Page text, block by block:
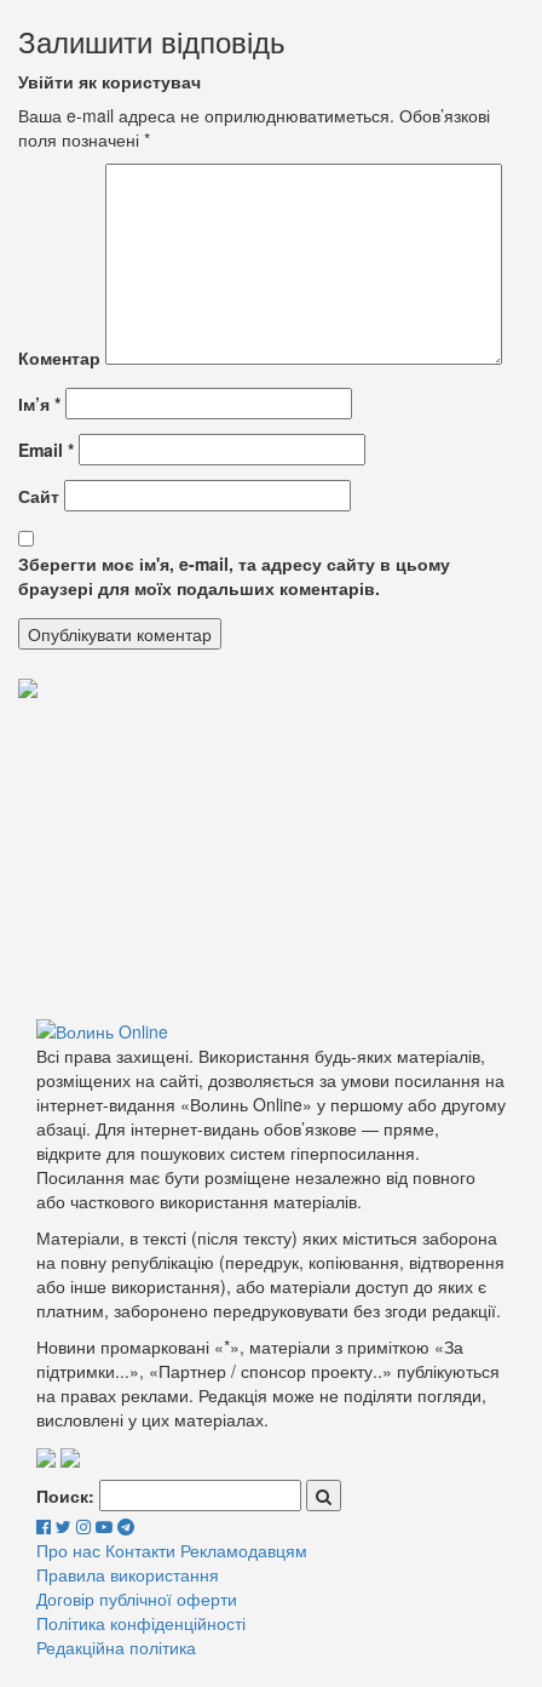
Залишити відповідь
Увійти як користувач
Ваша e-mail адреса не оприлюднюватиметься. Обов’язкові
поля позначені *
Коментар
Ім’я *
Email *
Сайт
Зберегти моє ім'я, e-mail, та адресу сайту в цьому
браузері для моїх подальших коментарів.
Всі права захищені. Використання будь-яких матеріалів,
розміщених на сайті, дозволяється за умови посилання на
інтернет-видання «Волинь Online» у першому або другому
абзаці. Для інтернет-видань обов’язкове — пряме,
відкрите для пошукових систем гіперпосилання.
Посилання має бути розміщене незалежно від повного
або часткового використання матеріалів.
Матеріали, в тексті (після тексту) яких міститься заборона
на повну републікацію (передрук, копіювання, відтворення
або інше використання), або матеріали доступ до яких є
платним, заборонено передруковувати без згоди редакції.
Новини промарковані «*», матеріали з приміткою «За
підтримки...», «Партнер / спонсор проекту..» публікуються
на правах реклами. Редакція може не поділяти погляди,
висловлені у цих матеріалах.
Поиск:
Про нас Контакти Рекламодавцям
Правила використання
Договір публічної оферти
Політика конфіденційності
Редакційна політика